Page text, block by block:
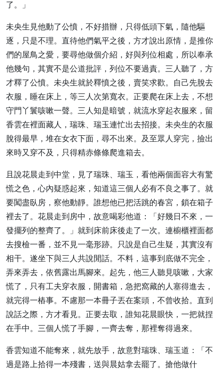
了。」
未央生見他動了公憤，不好措辦，只得低頭下氣，隨他驅
逐，只是不理。直待他們氣平之後，方才說出原情，是推你
們的屋鳥之愛，要尋他做個介紹，好與列位相處，所以奉承
他幾句，其實不是公道批評，列位不要過責。三人聽了，方
才釋了公憤。未央生就於釋憤之後，賣笑求歡。自己先脫去
衣服，睡在床上，等三人次第寬衣。正要爬在床上去，不想
守門丫鬟咳嗽一聲。三人知是暗號，就流水穿起衣服來，留
香雲在裡面藏人，瑞珠、瑞玉連忙出去招接。未央生的衣服
脫得最早，堆在女衣下面，尋不出來。及至眾人穿完，撿出
來時又穿不及，只得精赤條條爬進箱去。
且說花晨走到中堂，見了瑞珠、瑞玉，看他兩個面容大有驚
慌之色，心內疑惑起來，知道這三個人必有不良之事了。就
要闖盡臥房，察他動靜。誰想他已把活跳的春宮，鎖在箱子
裡去了。花晨走到房中，故意喝彩他道：「好幾日不來，一
發擺列的整齊了。」就到床前床後走了一次。連櫥櫃裡面都
去搜檢一番，並不見一毫形跡。只說是自己生疑，其實沒有
相干。遂坐下與三人共說閒話。不料，這事到底做不完全，
弄來弄去，依舊露出馬腳來。起先，他三人聽見咳嗽，大家
慌了，只有工夫穿衣服，開書箱，急把窩藏的人塞得進去，
就完得一樁事。不慮那一本冊子丟在案頭，不曾收拾。直到
說話之際，方才看見。正要去取，誰知花晨眼快，一把就捏
在手中。三個人慌了手腳，一齊去奪，那裡奪得過來。
香雲知道不能奪來，就先放手，故意對瑞珠、瑞玉道：「不
過是路上拾得一本殘書，送與晨姑拿去罷了。搶他做什